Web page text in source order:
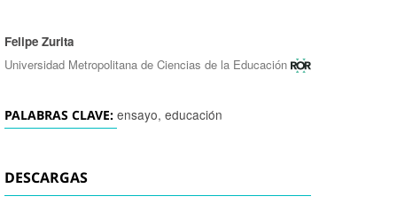
Autores/as
Felipe Zurita
Universidad Metropolitana de Ciencias de la Educación
PALABRAS CLAVE: ensayo, educación
DESCARGAS